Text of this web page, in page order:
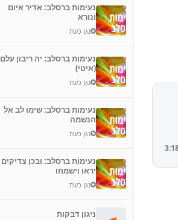
נעימות ברסלב: אדיר איום
ונורא
נגן כעת
נעימות ברסלב: יה ריבון עלם
(איטי)
נגן כעת
נעימות ברסלב: שימו לב אל
הנשמה
נגן כעת
נעימות ברסלב: ובכן צדיקים
יראו וישמחו
נגן כעת
ניגון דבקות